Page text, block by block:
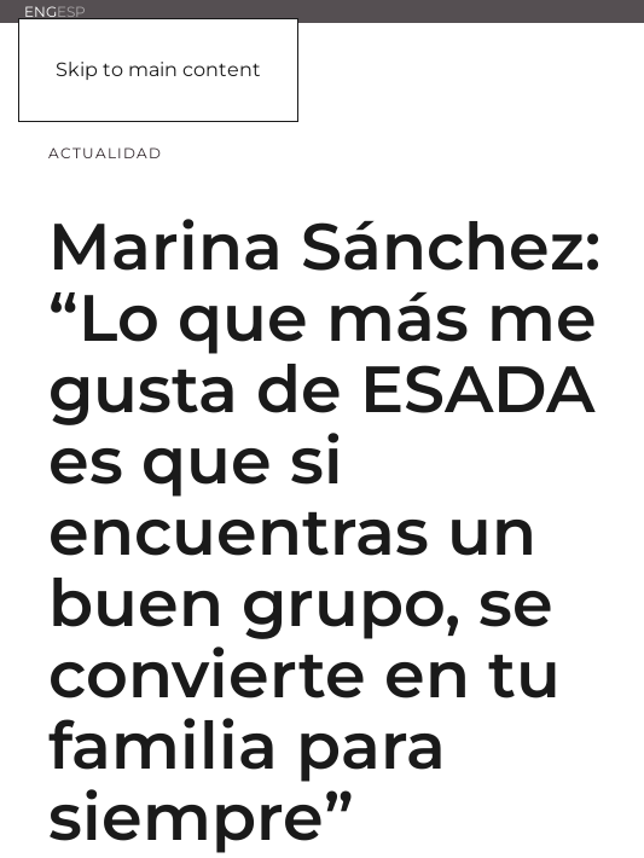
Skip to main content
ENGESP
ACTUALIDAD
Marina Sánchez:
“Lo que más me
gusta de ESADA
es que si
encuentras un
buen grupo, se
convierte en tu
familia para
siempre”